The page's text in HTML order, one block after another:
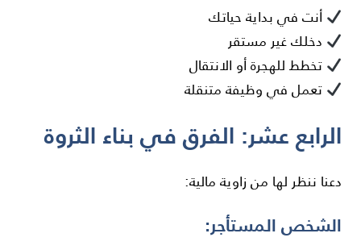
أنت في بداية حياتك
دخلك غير مستقر
تخطط للهجرة أو الانتقال
تعمل في وظيفة متنقلة
الرابع عشر: الفرق في بناء الثروة
دعنا ننظر لها من زاوية مالية:
الشخص المستأجر: